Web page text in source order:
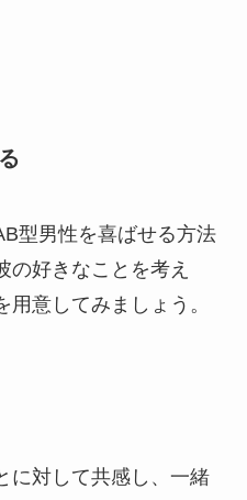
型男性を喜ばせる方法
の好きなことを考え
意してみましょう。
に対して共感し、一緒